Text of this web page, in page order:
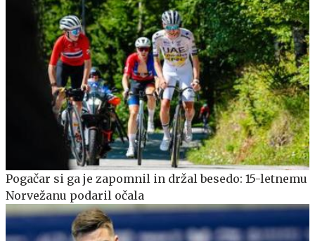
Pogačar si ga je zapomnil in držal besedo: 15-letnemu
Norvežanu podaril očala